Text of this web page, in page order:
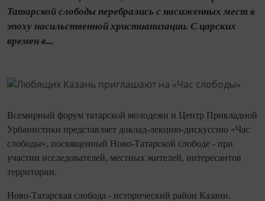
Татарской слободы перебрались с насиженных мест в
эпоху насильственной христианизации. С царских
времен в...
Всемирный форум татарской молодежи и Центр Прикладной
Урбанистики представляет доклад-лекцию-дискуссию «Час
слободы», посвященный Ново-Татарской слободе - при
участии исследователей, местных жителей, интересантов
территории.
Ново-Татарская слобода - исторический район Казани.